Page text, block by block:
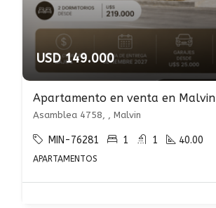
USD 149.000
Apartamento en venta en Malvin
Asamblea 4758, , Malvin
MIN-76281 1 1 40.00
APARTAMENTOS